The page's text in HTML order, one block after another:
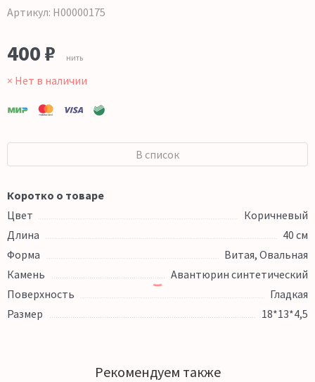
Артикул: Н00000175
400 ₽ нить
× Нет в наличии
В список
Коротко о товаре
Цвет
Коричневый
Длина
40 см
Форма
Витая, Овальная
Камень
Авантюрин синтетический
Поверхность
Гладкая
Размер
18*13*4,5
Рекомендуем также